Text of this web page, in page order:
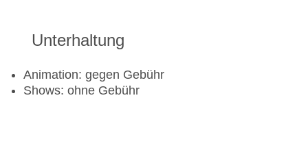
Unterhaltung
Animation: gegen Gebühr
Shows: ohne Gebühr